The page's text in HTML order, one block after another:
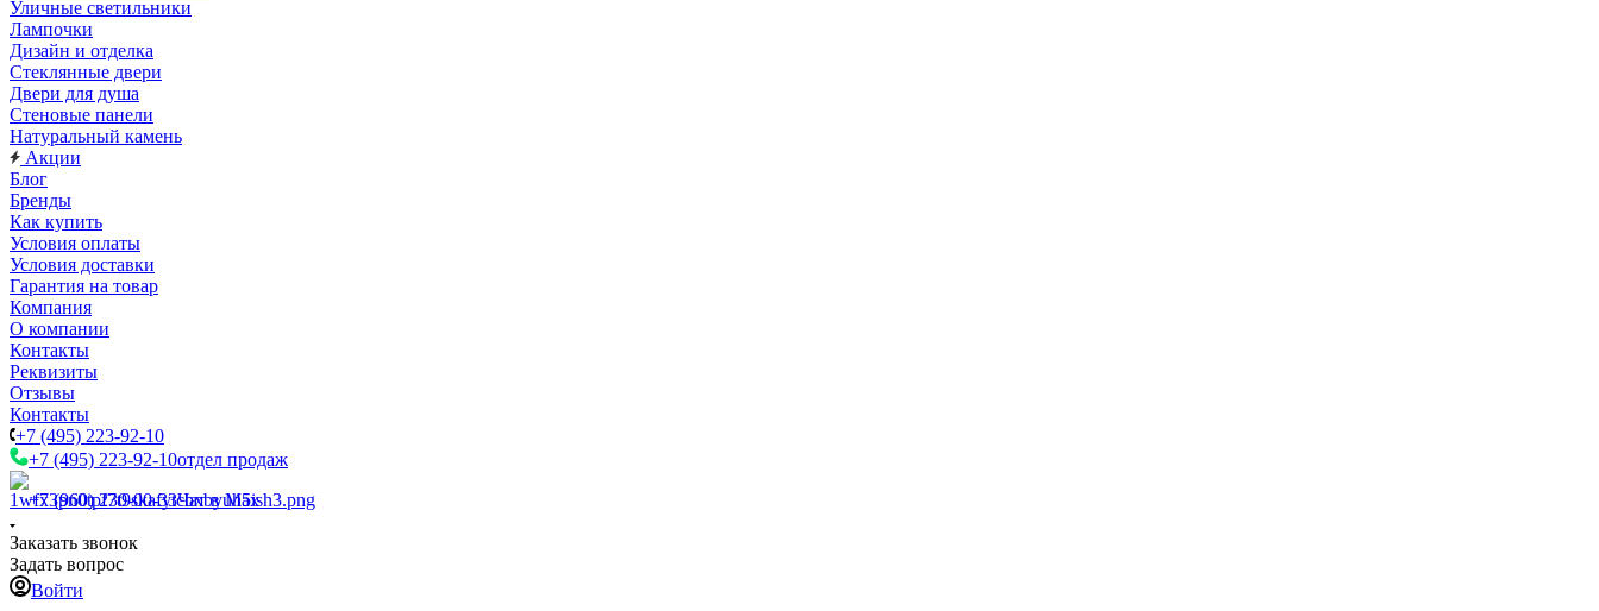
Уличные светильники
Лампочки
Дизайн и отделка
Стеклянные двери
Двери для душа
Стеновые панели
Натуральный камень
Акции
Блог
Бренды
Как купить
Условия оплаты
Условия доставки
Гарантия на товар
Компания
О компании
Контакты
Реквизиты
Отзывы
Контакты
+7 (495) 223-92-10
+7 (495) 223-92-10отдел продаж
+7 (960) 230-00-33Чат в Max
Заказать звонок
Задать вопрос
Войти